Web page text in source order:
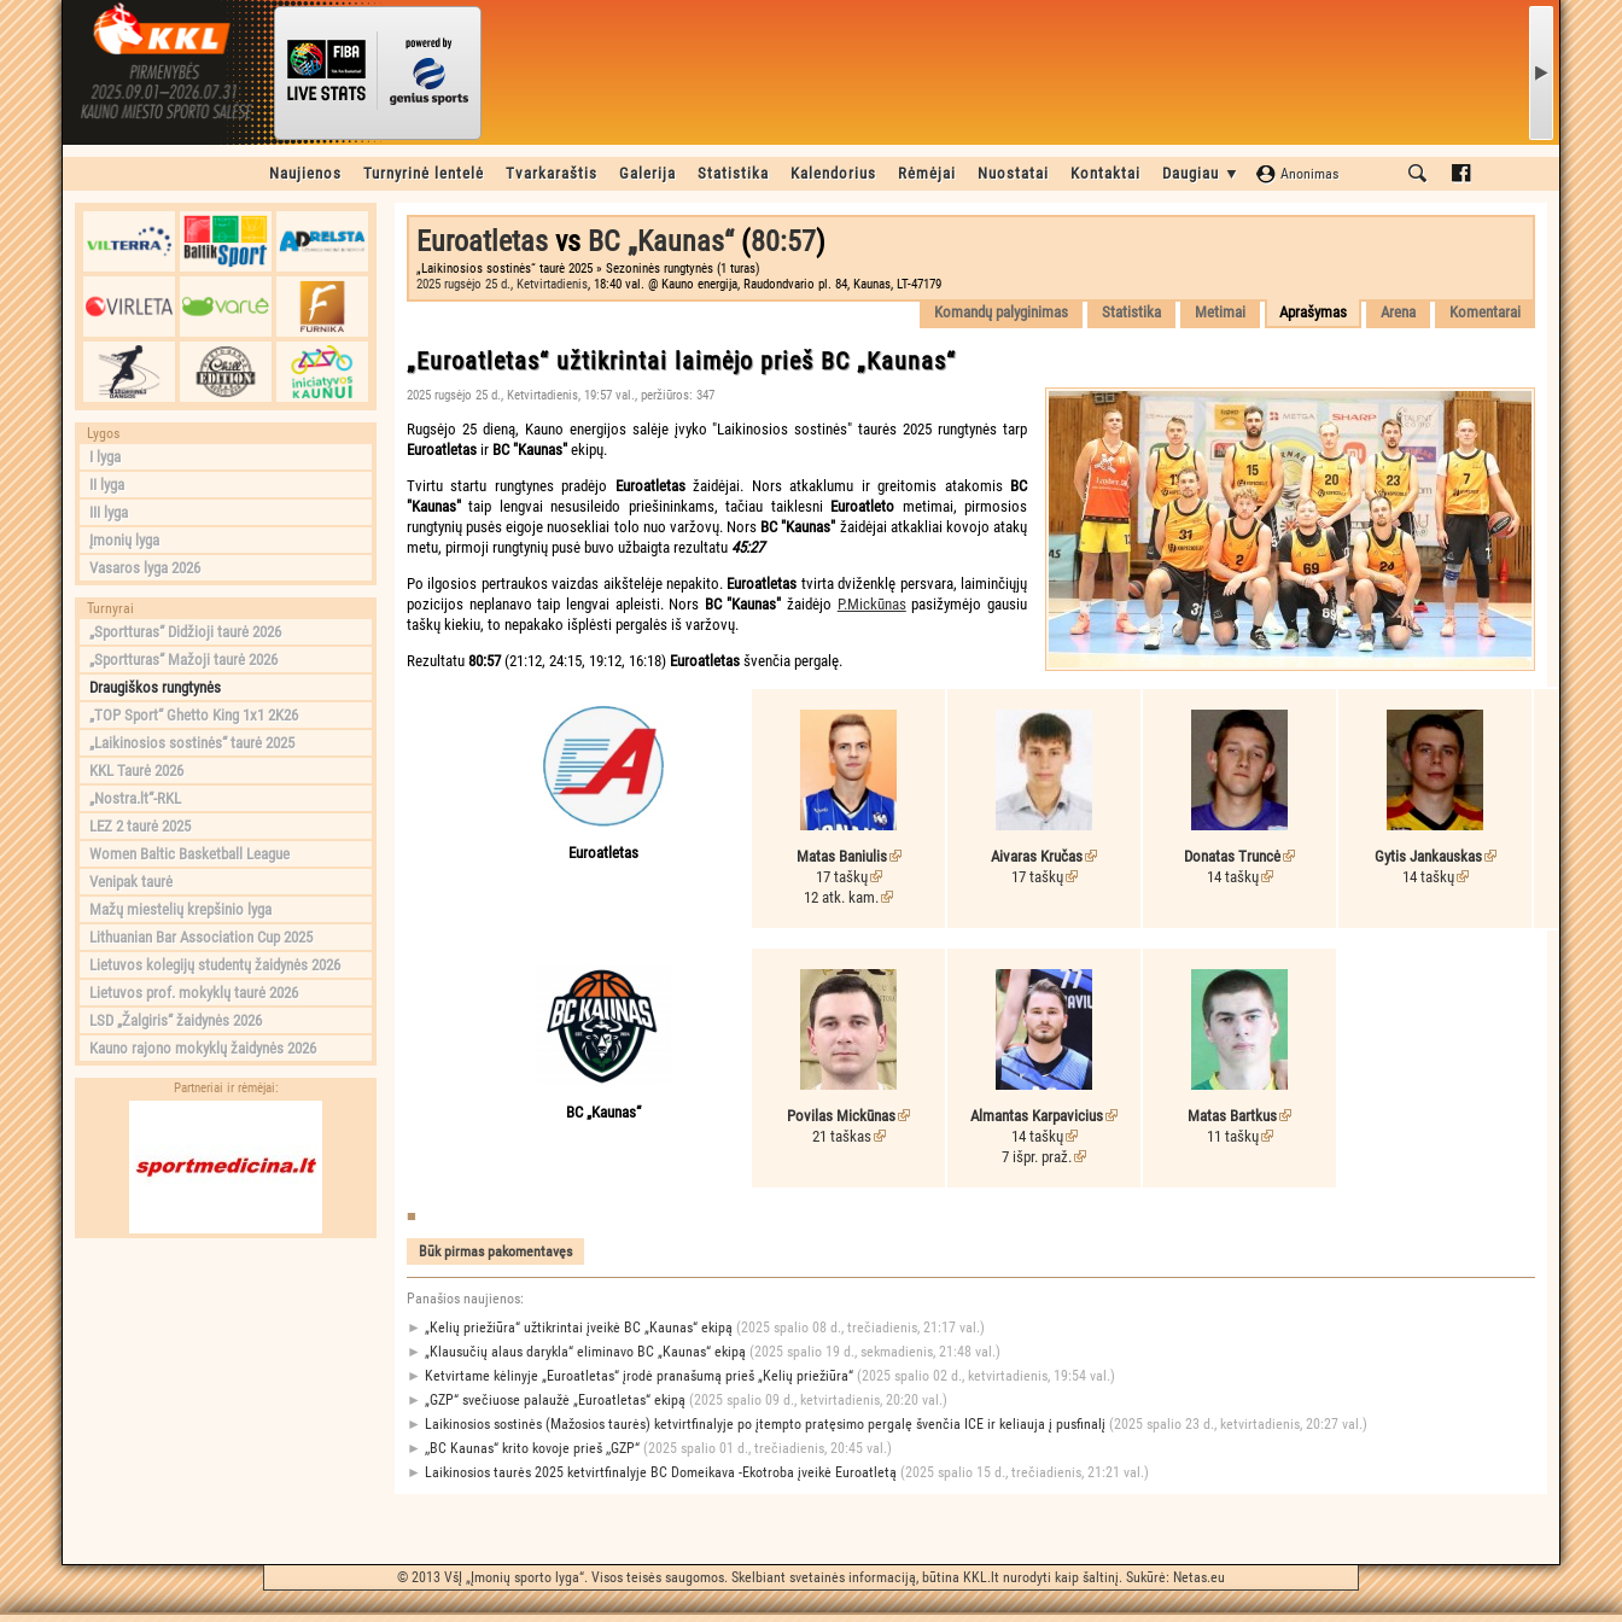
Naujienos Turnyrinė lentelė Tvarkaraštis Galerija Statistika Kalendorius Rėmėjai Nuostatai Kontaktai Daugiau ▼ Anonimas
Lygos
I lyga
II lyga
III lyga
Įmonių lyga
Vasaros lyga 2026
Turnyrai
„Sportturas“ Didžioji taurė 2026
„Sportturas“ Mažoji taurė 2026
Draugiškos rungtynės
„TOP Sport“ Ghetto King 1x1 2K26
„Laikinosios sostinės“ taurė 2025
KKL Taurė 2026
„Nostra.lt“-RKL
LEZ 2 taurė 2025
Women Baltic Basketball League
Venipak taurė
Mažų miestelių krepšinio lyga
Lithuanian Bar Association Cup 2025
Lietuvos kolegijų studentų žaidynės 2026
Lietuvos prof. mokyklų taurė 2026
LSD „Žalgiris“ žaidynės 2026
Kauno rajono mokyklų žaidynės 2026
Partneriai ir rėmėjai:
Euroatletas vs BC „Kaunas“(80:57)
„Laikinosios sostinės“ taurė 2025 » Sezoninės rungtynės (1 turas)
2025 rugsėjo 25 d., Ketvirtadienis, 18:40 val. @ Kauno energija, Raudondvario pl. 84, Kaunas, LT-47179
Komandų palyginimas Statistika Metimai Aprašymas Arena Komentarai
„Euroatletas“ užtikrintai laimėjo prieš BC „Kaunas“
2025 rugsėjo 25 d., Ketvirtadienis, 19:57 val., peržiūros: 347
Rugsėjo 25 dieną, Kauno energijos salėje įvyko "Laikinosios sostinės" taurės 2025 rungtynės tarp
Euroatletas ir BC "Kaunas" ekipų.
Tvirtu startu rungtynes pradėjo Euroatletasžaidėjai. Nors atkaklumu ir greitomis atakomisBC
"Kaunas" taip lengvai nesusileido priešininkams, tačiau taiklesni Euroatleto metimai, pirmosios
rungtynių pusės eigoje nuosekliai tolo nuo varžovų. Nors BC "Kaunas" žaidėjai atkakliai kovojo atakų
metu, pirmoji rungtynių pusė buvo užbaigta rezultatu 45:27
Po ilgosios pertraukos vaizdas aikštelėje nepakito. Euroatletas tvirta dviženklę persvara, laiminčiųjų
pozicijos neplanavo taip lengvai apleisti. Nors BC "Kaunas" žaidėjo P.Mickūnaspasižymėjo gausiu
taškų kiekiu, to nepakako išplėsti pergalės iš varžovų.
Rezultatu 80:57(21:12, 24:15, 19:12, 16:18) Euroatletas švenčia pergalę.
Euroatletas
Matas Baniulis
17 taškų
12 atk. kam.
Aivaras Kručas
17 taškų
Donatas Truncė
14 taškų
Gytis Jankauskas
14 taškų
Linas
11
11
BC „Kaunas“
Povilas Mickūnas
21 taškas
Almantas Karpavicius
14 taškų
7 išpr. praž.
Matas Bartkus
11 taškų
Panašios naujienos:
► „Kelių priežiūra“ užtikrintai įveikė BC „Kaunas“ ekipą (2025 spalio 08 d., trečiadienis, 21:17 val.)
► „Klausučių alaus darykla“ eliminavo BC „Kaunas“ ekipą (2025 spalio 19 d., sekmadienis, 21:48 val.)
► Ketvirtame kėlinyje „Euroatletas“ įrodė pranašumą prieš „Kelių priežiūra“ (2025 spalio 02 d., ketvirtadienis, 19:54 val.)
► „GZP“ svečiuose palaužė „Euroatletas“ ekipą (2025 spalio 09 d., ketvirtadienis, 20:20 val.)
► Laikinosios sostinės (Mažosios taurės) ketvirtfinalyje po įtempto pratęsimo pergalę švenčia ICE ir keliauja į pusfinalį (2025 spalio 23 d., ketvirtadienis, 20:27 val.)
► ,,BC Kaunas“ krito kovoje prieš ,,GZP“ (2025 spalio 01 d., trečiadienis, 20:45 val.)
► Laikinosios taurės 2025 ketvirtfinalyje BC Domeikava -Ekotroba įveikė Euroatletą (2025 spalio 15 d., trečiadienis, 21:21 val.)
© 2013 VšĮ „Įmonių sporto lyga“. Visos teisės saugomos. Skelbiant svetainės informaciją, būtina KKL.lt nurodyti kaip šaltinį. Sukūrė: Netas.eu